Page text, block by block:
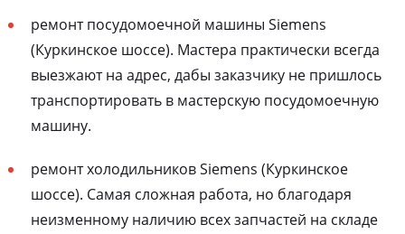
ремонт посудомоечной машины Siemens
(Куркинское шоссе). Мастера практически всегда
выезжают на адрес, дабы заказчику не пришлось
транспортировать в мастерскую посудомоечную
машину.
ремонт холодильников Siemens (Куркинское
шоссе). Самая сложная работа, но благодаря
неизменному наличию всех запчастей на складе